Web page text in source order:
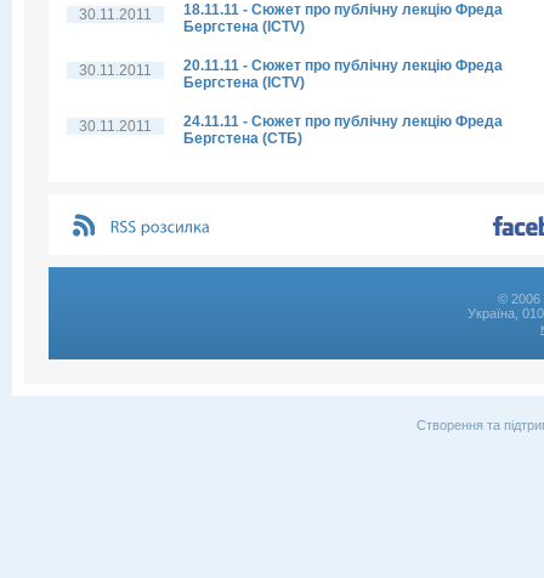
30.11.2011
18.11.11 - Сюжет про публічну лекцію Фреда
Бергстена (ICTV)
30.11.2011
20.11.11 - Сюжет про публічну лекцію Фреда
Бергстена (ICTV)
30.11.2011
24.11.11 - Сюжет про публічну лекцію Фреда
Бергстена (СТБ)
© 2006
Україна,
Створення та